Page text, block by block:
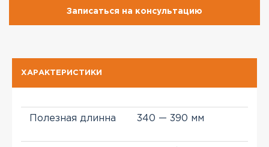
Записаться на консультацию
ХАРАКТЕРИСТИКИ
Полезная длинна 340 — 390 мм